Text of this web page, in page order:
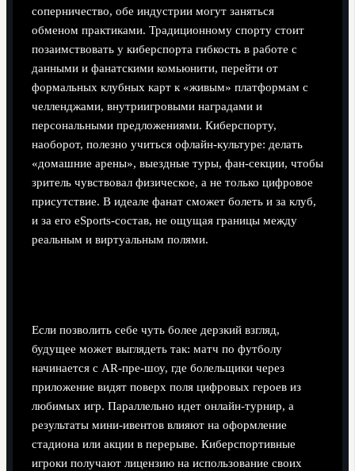
соперничество, обе индустрии могут заняться
обменом практиками. Традиционному спорту стоит
позаимствовать у киберспорта гибкость в работе с
данными и фанатскими комьюнити, перейти от
формальных клубных карт к «живым» платформам с
челленджами, внутриигровыми наградами и
персональными предложениями. Киберспорту,
наоборот, полезно учиться офлайн‑культуре: делать
«домашние арены», выездные туры, фан‑секции, чтобы
зритель чувствовал физическое, а не только цифровое
присутствие. В идеале фанат сможет болеть и за клуб,
и за его eSports‑состав, не ощущая границы между
реальным и виртуальным полями.
Если позволить себе чуть более дерзкий взгляд,
будущее может выглядеть так: матч по футболу
начинается с AR‑пре‑шоу, где болельщики через
приложение видят поверх поля цифровых героев из
любимых игр. Параллельно идет онлайн‑турнир, а
результаты мини‑ивентов влияют на оформление
стадиона или акции в перерыве. Киберспортивные
игроки получают лицензию на использование своих